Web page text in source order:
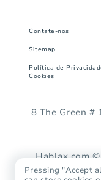
Contate-nos
Sitemap
Política de
Cookies
8 The Green #
Hablax.com
Pressing "Accept